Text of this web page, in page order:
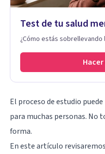
Test de tu salud
¿Cómo estás sobrellevando
El proceso de estudio
para muchas personas. No
forma.
En este artículo revisaremos